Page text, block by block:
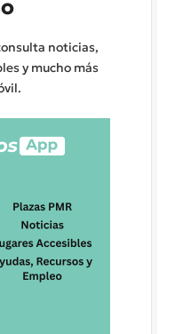
noticias,
y mucho más